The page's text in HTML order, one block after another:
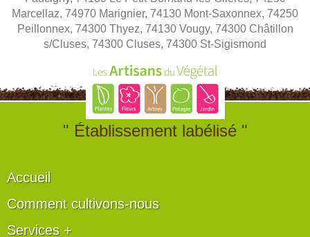
Marcellaz, 74970 Marignier, 74130 Mont-Saxonnex, 74250
Peillonnex, 74300 Thyez, 74130 Vougy, 74300 Châtillon
s/Cluses, 74300 Cluses, 74300 St-Sigismond
" Établissement labélisé "
Accueil
Comment cultivons-nous
Services +